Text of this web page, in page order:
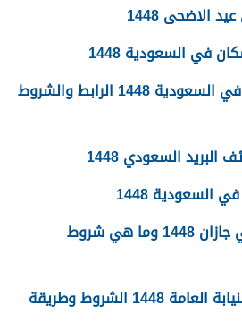
1448
في السعودية 1448
استخراج رخص حفر الابار في السعودية 1448 الرابط والشروط
السعودي 1448
1448
اسماء القبائل النازحة في جازان 1448 وما هي شروط
وظيفة كاتب ضبط في النيابة العامة 1448 الشروط وطريقة